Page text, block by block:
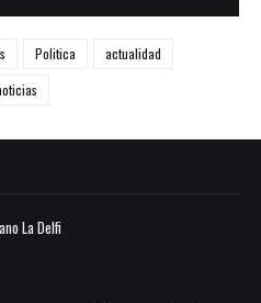
Politica
actualidad
La Delfi